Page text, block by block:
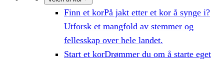
Finn et korPå jakt etter et kor å synge i?
Utforsk et mangfold av stemmer og
fellesskap over hele landet.
Start et korDrømmer du om å starte eget